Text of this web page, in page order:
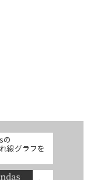
の
線グラフを